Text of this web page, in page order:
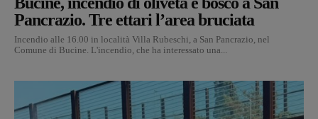
Pancrazio. Tre ettari l’area bruciata
Incendio alle 16.00 in località Villa Rubeschi, a San Pancrazio, nel
Comune di Bucine. L'incendio, che ha interessato una...